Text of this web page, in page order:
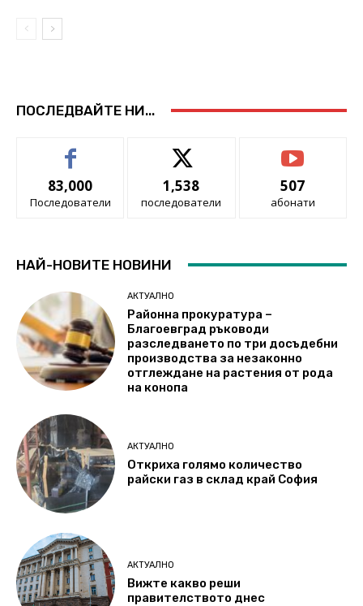
ПОСЛЕДВАЙТЕ НИ...
83,000
Последователи
1,538
последователи
507
абонати
НАЙ-НОВИТЕ НОВИНИ
АКТУАЛНО
Районна прокуратура –
Благоевград ръководи
разследването по три досъдебни
производства за незаконно
отглеждане на растения от рода
на конопа
АКТУАЛНО
Откриха голямо количество
райски газ в склад край София
АКТУАЛНО
Вижте какво реши
правителството днес